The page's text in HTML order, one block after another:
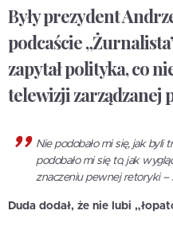
Były prezydent
podcaście
zapytał polityka, co
telewizji zarządzanej
Nie podobało mi się, jak byli
podobało mi się to, jak
znaczeniu pewnej retoryki –
Duda dodał, że nie lubi